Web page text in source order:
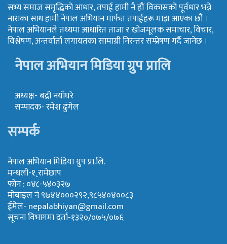
सभ्य समाज समृद्धिको आधार, तपाई हामी नै हौं विकासको पूर्वधार भन्ने
नाराका साथ हामी नेपाल अभियान मार्फत तपाईहरू माझ आएका छौं ।
नेपाल अभियानले तथ्यमा आधारित ताजा र खोजमूलक समाचार, विचार,
विश्लेषण, अन्तर्वार्ता लगायतका सामाग्री निरन्तर सम्प्रेषण गर्दै जानेछ ।
नेपाल अभियान मिडिया ग्रुप प्रालि
अध्यक्ष- बद्री नयाँघरे
सम्पादक- रमेश ढुंगेल
सम्पर्क
नेपाल अभियान मिडिया ग्रुप प्रा.लि.
मन्थली-१¸रामेछाप
फोन : ०४८-५४०३२७
मोबाइल नं ९७४४०००२९२,९८५४०४००८३
ईमेल- nepalabhiyan@gmail.com
सूचना विभागमा दर्ता-१३२०/०७५/०७६